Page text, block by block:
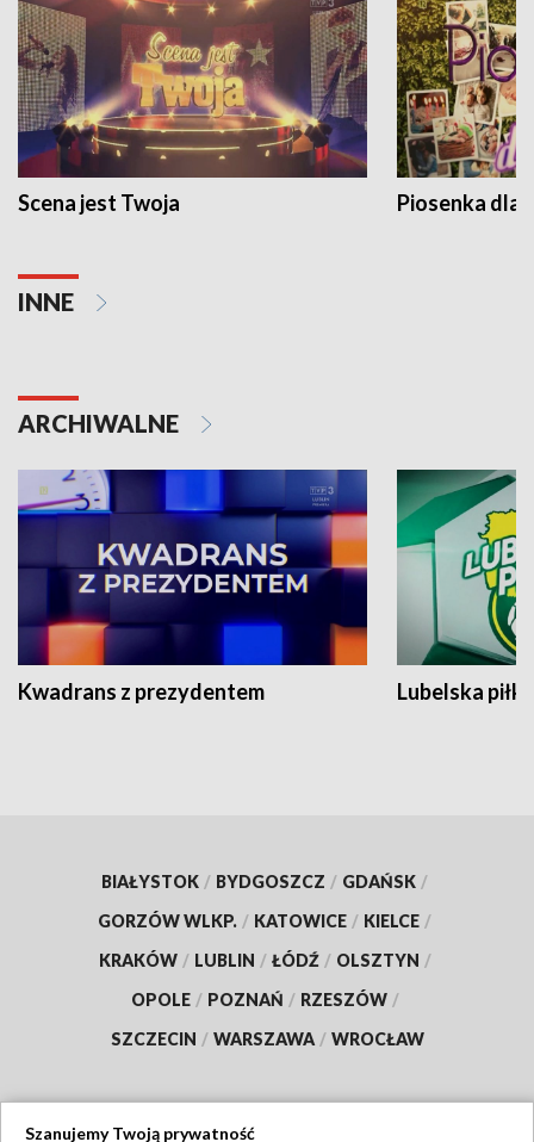
Scena jest Twoja Piosenka dla
INNE
ARCHIWALNE
Kwadrans z prezydentem Lubelska piłka
BIAŁYSTOK / BYDGOSZCZ / GDAŃSK /
GORZÓW WLKP. / KATOWICE / KIELCE /
KRAKÓW / LUBLIN / ŁÓDŹ / OLSZTYN /
OPOLE / POZNAŃ / RZESZÓW /
SZCZECIN / WARSZAWA / WROCŁAW
Szanujemy Twoją prywatność